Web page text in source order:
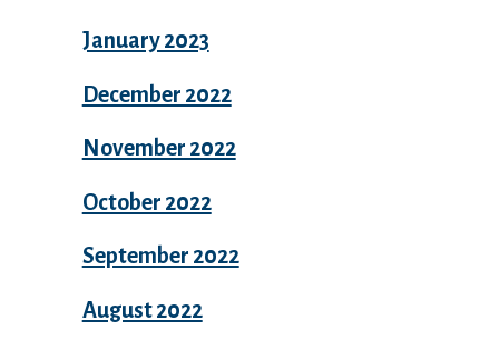
January 2023
December 2022
November 2022
October 2022
September 2022
August 2022